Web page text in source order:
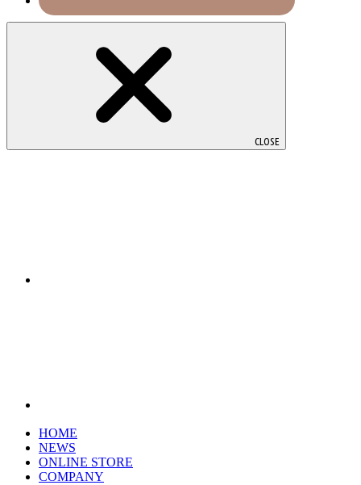
CLOSE
HOME
NEWS
ONLINE STORE
COMPANY